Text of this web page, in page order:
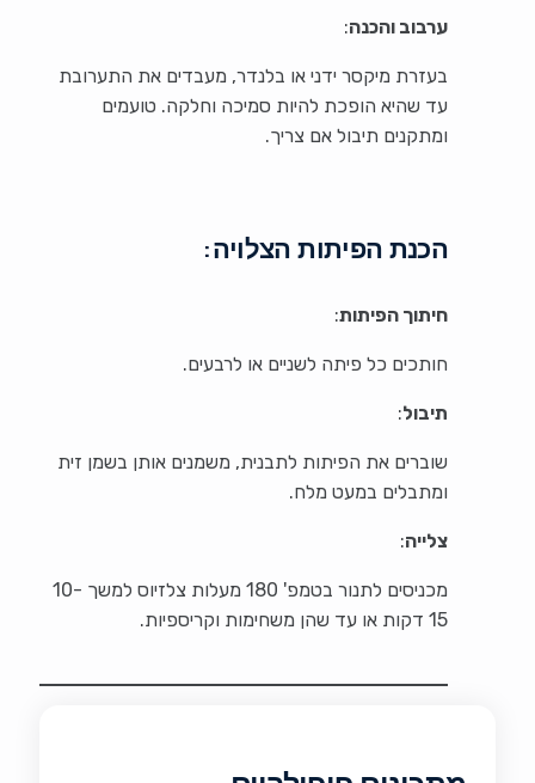
ערבוב והכנה:
בעזרת מיקסר ידני או בלנדר, מעבדים את התערובת
עד שהיא הופכת להיות סמיכה וחלקה. טועמים
ומתקנים תיבול אם צריך.
הכנת הפיתות הצלויה:
חיתוך הפיתות:
חותכים כל פיתה לשניים או לרבעים.
תיבול:
שוברים את הפיתות לתבנית, משמנים אותן בשמן זית
ומתבלים במעט מלח.
צלייה:
מכניסים לתנור בטמפ' 180 מעלות צלזיוס למשך 10-
15 דקות או עד שהן משחימות וקריספיות.